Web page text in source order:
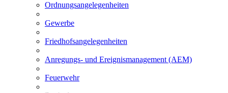
Ordnungsangelegenheiten
Gewerbe
Friedhofsangelegenheiten
Anregungs- und Ereignismanagement (AEM)
Feuerwehr